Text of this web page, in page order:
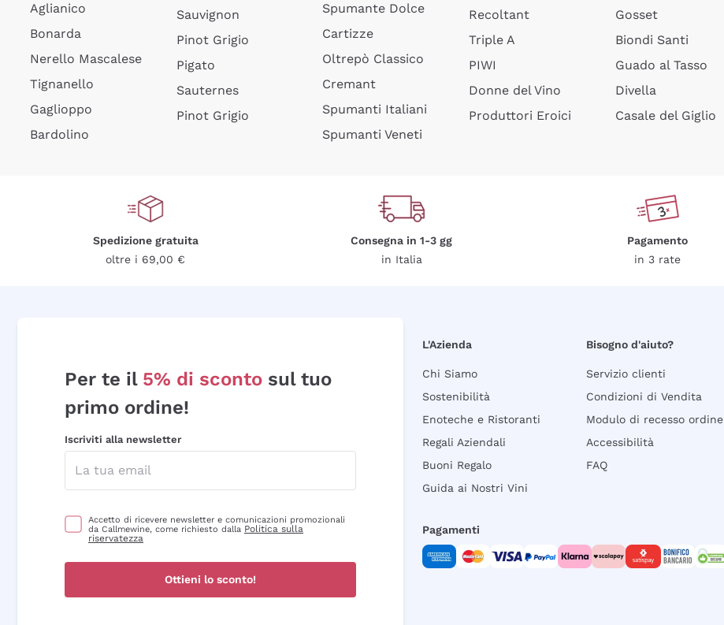
Aglianico
Bonarda
Nerello Mascalese
Tignanello
Gaglioppo
Bardolino
Sauvignon
Pinot Grigio
Pigato
Sauternes
Pinot Grigio
Spumante Dolce
Cartizze
Oltrepò Classico
Cremant
Spumanti Italiani
Spumanti Veneti
Recoltant
Triple A
PIWI
Donne del Vino
Produttori Eroici
Gosset
Biondi Santi
Guado al Tasso
Divella
Casale del Giglio
Spedizione gratuita
oltre i 69,00 €
Consegna in 1-3 gg
in Italia
Pagamento
in 3 rate
Per te il 5% di sconto sul tuo
primo ordine!
Iscriviti alla newsletter
Accetto di ricevere newsletter e comunicazioni promozionali
da Callmewine, come richiesto dalla Politica sulla
riservatezza
Ottieni lo sconto!
L'Azienda
Chi Siamo
Sostenibilità
Enoteche e Ristoranti
Regali Aziendali
Buoni Regalo
Guida ai Nostri Vini
Bisogno d'aiuto?
Servizio clienti
Condizioni di Vendita
Modulo di recesso ordine
Accessibilità
FAQ
Pagamenti